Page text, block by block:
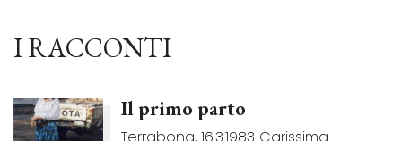
I RACCONTI
Il primo parto